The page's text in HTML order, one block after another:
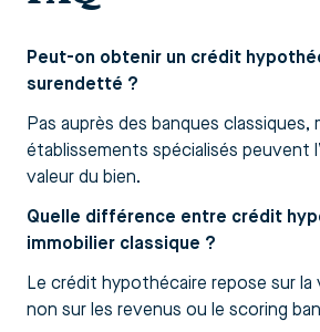
Peut-on obtenir un crédit
surendetté ?
Pas auprès des banques classiques,
établissements spécialisés peuvent
valeur du bien.
Quelle différence entre crédit
immobilier classique ?
Le crédit hypothécaire repose sur la
non sur les revenus ou le scoring